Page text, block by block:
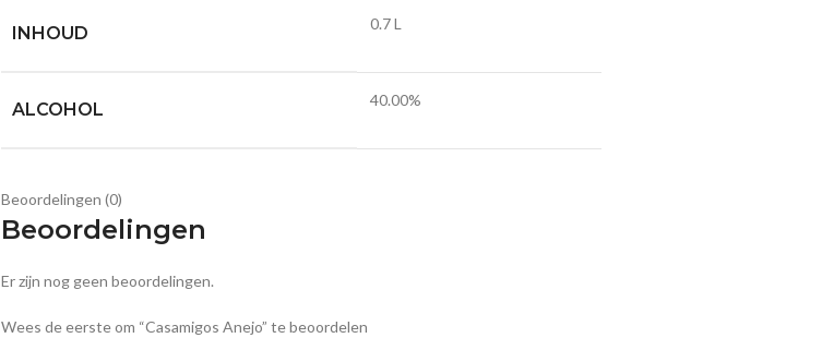
INHOUD 0.7 L
ALCOHOL 40.00%
Beoordelingen (0)
Beoordelingen
Er zijn nog geen beoordelingen.
Wees de eerste om “Casamigos Anejo” te beoordelen